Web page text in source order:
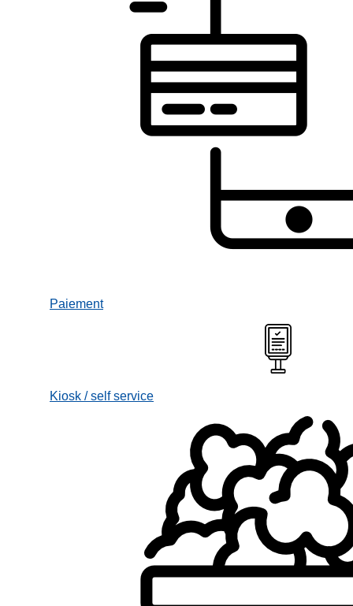
Paiement
Kiosk / self service